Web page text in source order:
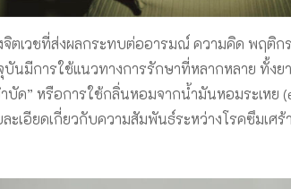
จิตเวชที่ส่งผลกระทบต่ออารมณ์ ความคิด พฤติ
นมีการใช้แนวทางการรักษาที่หลากหลาย ทั้งย
บัด” หรือการใช้กลิ่นหอมจากน้ำมันหอมระเหย
ะเอียดเกี่ยวกับความสัมพันธ์ระหว่างโรคซึมเศ